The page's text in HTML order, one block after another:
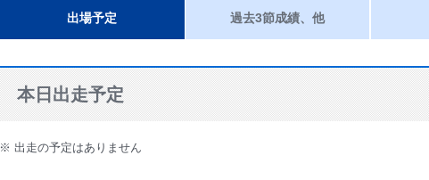
出場予定 過去3節成績、他
本日出走予定
※ 出走の予定はありません